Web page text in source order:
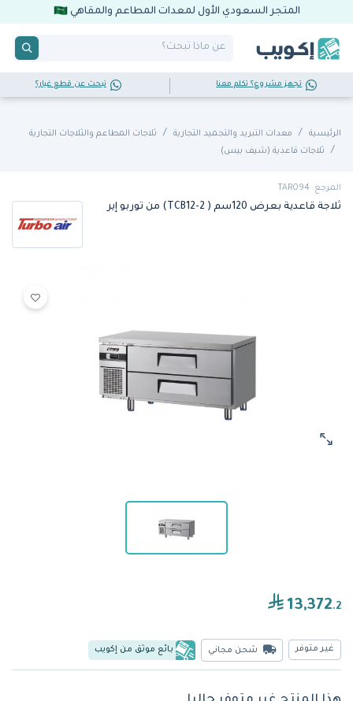
المتجر السعودي الأول لمعدات المطاعم والمقاهي
تجهز مشروع؟ تكلم معنا تبحث عن قطع غيار؟
الرئيسية معدات التبريد والتجميد التجارية
ثلاجات المطاعم والثلاجات التجارية
ثلاجات قاعدية (شيف بيس)
المرجع: TAR094
ثلاجة قاعدية بعرض 120سم ( TCB12-2) من توربو إير
13,372.2
غير متوفر شحن مجاني بائع موثق من إكويب